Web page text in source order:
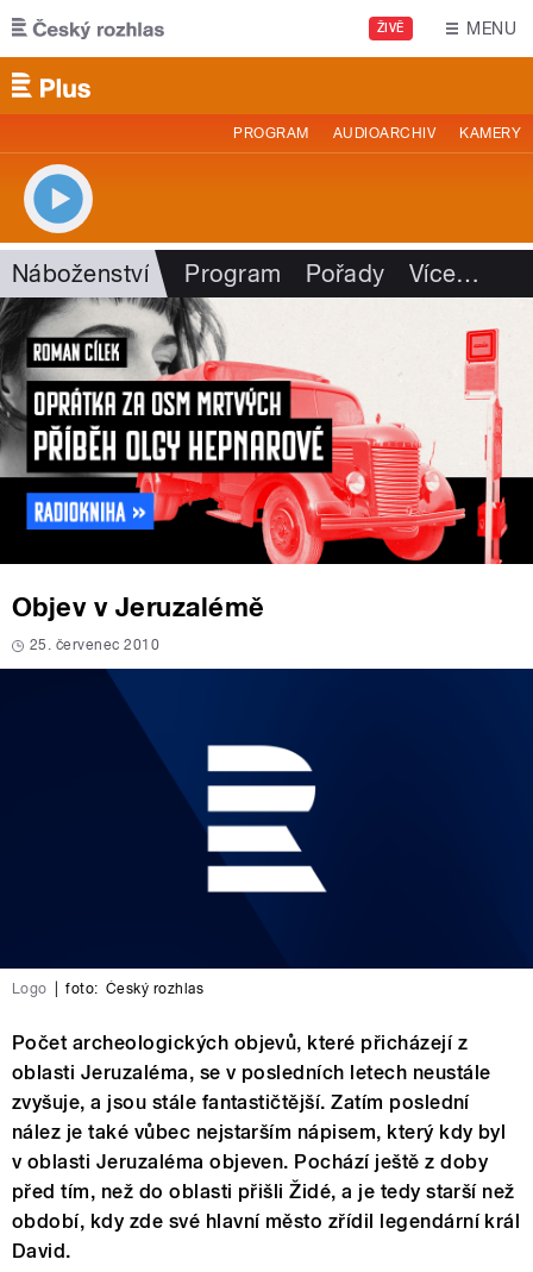
Přejít k hlavnímu obsahu
ŽIVĚ MENU
PROGRAM AUDIOARCHIV KAMERY
Náboženství Program Pořady Více…
Objev v Jeruzalémě
25. červenec 2010
Logo foto: Český rozhlas
Počet archeologických objevů, které přicházejí z
oblasti Jeruzaléma, se v posledních letech neustále
zvyšuje, a jsou stále fantastičtější. Zatím poslední
nález je také vůbec nejstarším nápisem, který kdy byl
v oblasti Jeruzaléma objeven. Pochází ještě z doby
před tím, než do oblasti přišli Židé, a je tedy starší než
období, kdy zde své hlavní město zřídil legendární král
David.